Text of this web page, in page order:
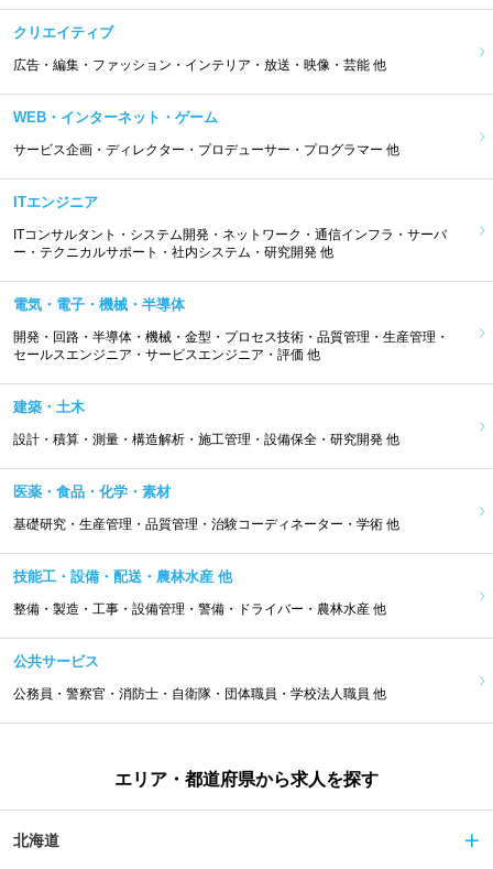
クリエイティブ
広告・編集・ファッション・インテリア・放送・映像・芸能 他
WEB・インターネット・ゲーム
サービス企画・ディレクター・プロデューサー・プログラマー 他
ITエンジニア
ITコンサルタント・システム開発・ネットワーク・通信インフラ・サーバ
ー・テクニカルサポート・社内システム・研究開発 他
電気・電子・機械・半導体
開発・回路・半導体・機械・金型・プロセス技術・品質管理・生産管理・
セールスエンジニア・サービスエンジニア・評価 他
建築・土木
設計・積算・測量・構造解析・施工管理・設備保全・研究開発 他
医薬・食品・化学・素材
基礎研究・生産管理・品質管理・治験コーディネーター・学術 他
技能工・設備・配送・農林水産 他
整備・製造・工事・設備管理・警備・ドライバー・農林水産 他
公共サービス
公務員・警察官・消防士・自衛隊・団体職員・学校法人職員 他
エリア・都道府県から求人を探す
北海道